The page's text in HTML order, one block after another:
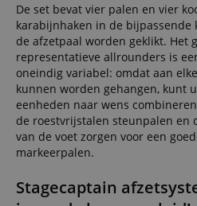
De set bevat vier palen en vier
karabijnhaken in de bijpassende
de afzetpaal worden geklikt. Het
representatieve allrounders is
oneindig variabel: omdat aan
kunnen worden gehangen, kunt
eenheden naar wens
de roestvrijstalen steunpalen en
van de voet zorgen voor een
markeerpalen.
Stagecaptain